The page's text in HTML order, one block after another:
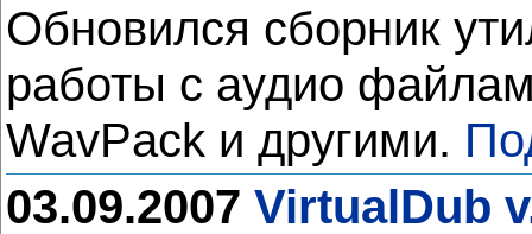
Обновился сборник
работы с аудио
WavPack и другими.
03.09.2007 VirtualDub